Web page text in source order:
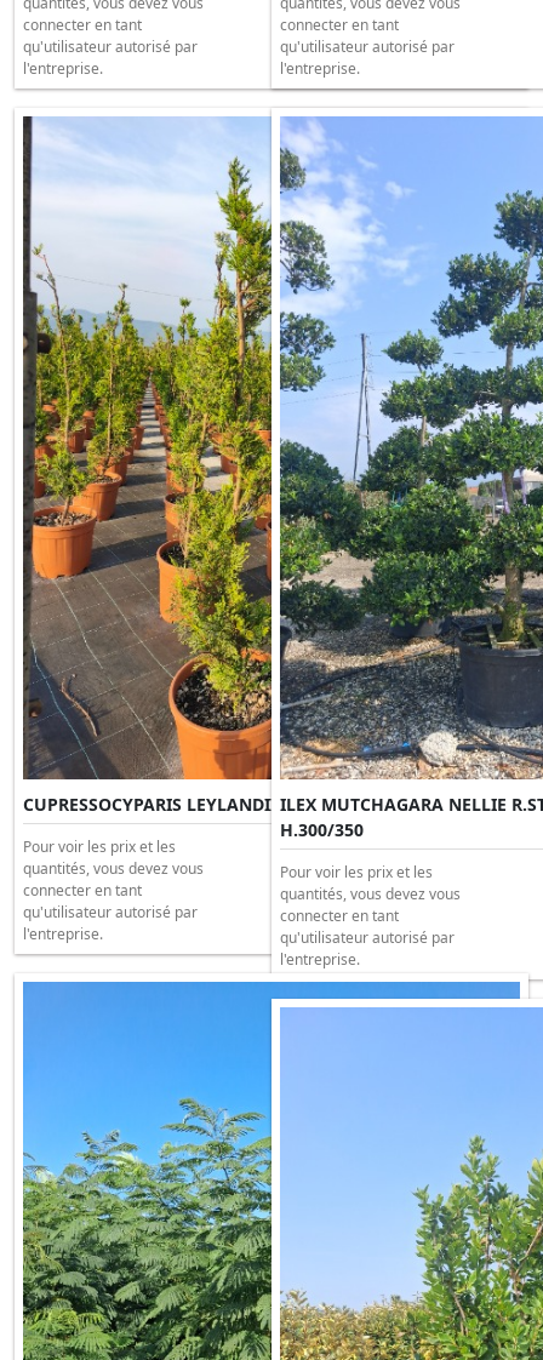
connecter en tant
qu'utilisateur autorisé par
l'entreprise.
connecter en tant
qu'utilisateur autorisé par
l'entreprise.
CUPRESSOCYPARIS LEYLANDII VITO SPIRALE Clt 12 H.100
Pour voir les prix et les
quantités, vous devez vous
connecter en tant
qu'utilisateur autorisé par
l'entreprise.
ILEX MUTCHAGARA NELLIE
H.300/350
Pour voir les prix et les
quantités, vous devez vous
connecter en tant
qu'utilisateur autorisé par
l'entreprise.